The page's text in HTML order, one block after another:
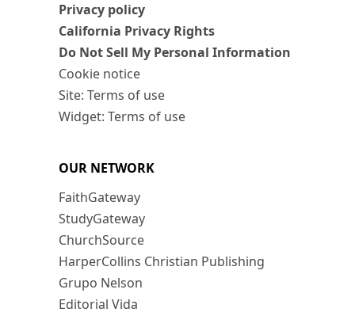
Privacy policy
California Privacy Rights
Do Not Sell My Personal Information
Cookie notice
Site: Terms of use
Widget: Terms of use
OUR NETWORK
FaithGateway
StudyGateway
ChurchSource
HarperCollins Christian Publishing
Grupo Nelson
Editorial Vida